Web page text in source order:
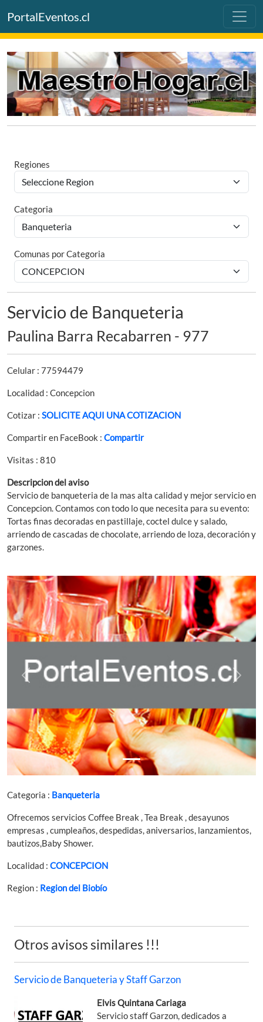
PortalEventos.cl
Regiones
Categoria
Comunas por Categoria
Servicio de Banqueteria
Paulina Barra Recabarren - 977
Celular : 77594479
Localidad : Concepcion
Cotizar : SOLICITE AQUI UNA COTIZACION
Compartir en FaceBook : Compartir
Visitas : 810
Descripcion del aviso
Servicio de banqueteria de la mas alta calidad y mejor servicio en
Concepcion. Contamos con todo lo que necesita para su evento:
Tortas finas decoradas en pastillaje, coctel dulce y salado,
arriendo de cascadas de chocolate, arriendo de loza, decoración y
garzones.
Previous Next
Categoria : Banqueteria
Ofrecemos servicios Coffee Break , Tea Break , desayunos
empresas , cumpleaños, despedidas, aniversarios, lanzamientos,
bautizos,Baby Shower.
Localidad : CONCEPCION
Region : Region del Biobío
Otros avisos similares !!!
Servicio de Banqueteria y Staff Garzon
Elvis Quintana Cariaga
Servicio staff Garzon, dedicados a